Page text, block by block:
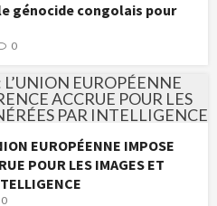
génocide congolais pour
0
EUROPÉENNE IMPOSE
POUR LES IMAGES ET
0